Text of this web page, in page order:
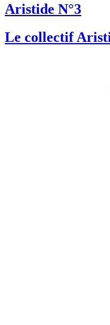
Aristide N°3
Le collectif